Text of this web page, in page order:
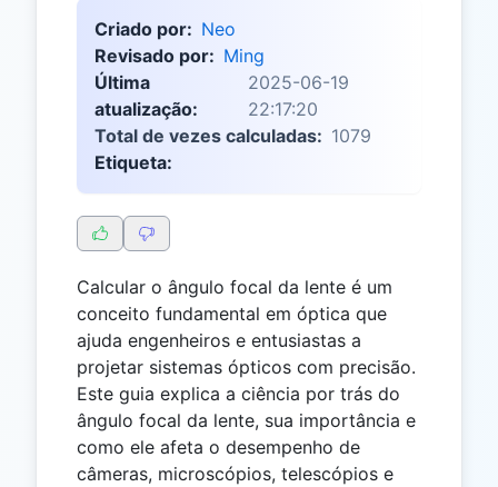
Criado por: Neo
Revisado por: Ming
Última
atualização:
2025-06-19
22:17:20
Total de vezes calculadas: 1079
Etiqueta:
Calcular o ângulo focal da lente é um
conceito fundamental em óptica que
ajuda engenheiros e entusiastas a
projetar sistemas ópticos com precisão.
Este guia explica a ciência por trás do
ângulo focal da lente, sua importância e
como ele afeta o desempenho de
câmeras, microscópios, telescópios e